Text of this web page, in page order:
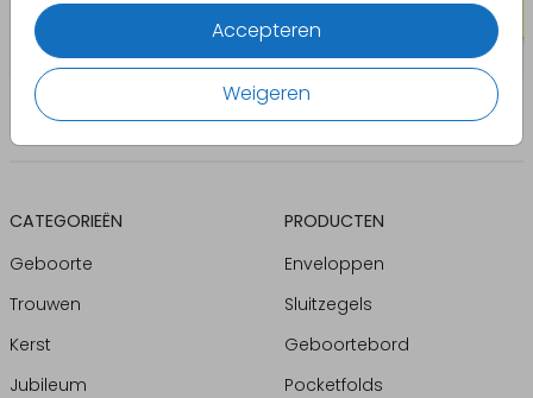
Accepteren
Weigeren
CATEGORIEËN
Geboorte
Trouwen
Kerst
Jubileum
PRODUCTEN
Enveloppen
Sluitzegels
Geboortebord
Pocketfolds